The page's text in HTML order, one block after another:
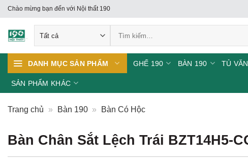
Skip
to
content
Chào mừng bạn đến với Nội thất 190
kiếm:
DANH MỤC SẢN PHẨM GHẾ 190 BÀN 190 TỦ
SẢN PHẨM KHÁC
Trang chủ » Bàn 190 » Bàn Có Hộc
Bàn Chân Sắt Lệch Trái BZT14H5-